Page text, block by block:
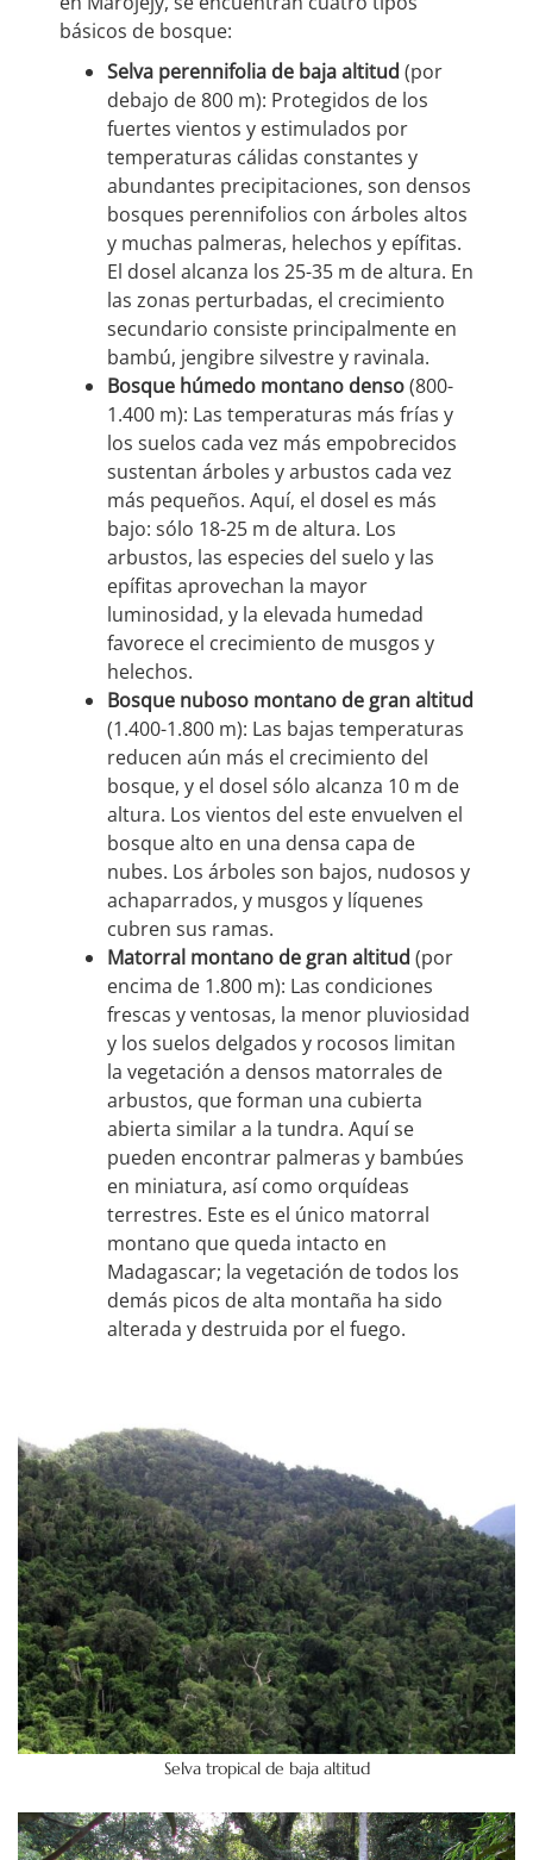
básicos de bosque:
Selva perennifolia de baja altitud (por
debajo de 800 m): Protegidos de los
fuertes vientos y estimulados por
temperaturas cálidas constantes y
abundantes precipitaciones, son densos
bosques perennifolios con árboles altos
y muchas palmeras, helechos y epífitas.
El dosel alcanza los 25-35 m de altura. En
las zonas perturbadas, el crecimiento
secundario consiste principalmente en
bambú, jengibre silvestre y ravinala.
Bosque húmedo montano denso(800-
1.400 m): Las temperaturas más frías y
los suelos cada vez más empobrecidos
sustentan árboles y arbustos cada vez
más pequeños. Aquí, el dosel es más
bajo: sólo 18-25 m de altura. Los
arbustos, las especies del suelo y las
epífitas aprovechan la mayor
luminosidad, y la elevada humedad
favorece el crecimiento de musgos y
helechos.
Bosque nuboso montano de gran altitud
(1.400-1.800 m): Las bajas temperaturas
reducen aún más el crecimiento del
bosque, y el dosel sólo alcanza 10 m de
altura. Los vientos del este envuelven el
bosque alto en una densa capa de
nubes. Los árboles son bajos, nudosos y
achaparrados, y musgos y líquenes
cubren sus ramas.
Matorral montano de gran altitud (por
encima de 1.800 m): Las condiciones
frescas y ventosas, la menor pluviosidad
y los suelos delgados y rocosos limitan
la vegetación a densos matorrales de
arbustos, que forman una cubierta
abierta similar a la tundra. Aquí se
pueden encontrar palmeras y bambúes
en miniatura, así como orquídeas
terrestres. Este es el único matorral
montano que queda intacto en
Madagascar; la vegetación de todos los
demás picos de alta montaña ha sido
alterada y destruida por el fuego.
Selva tropical de baja altitud